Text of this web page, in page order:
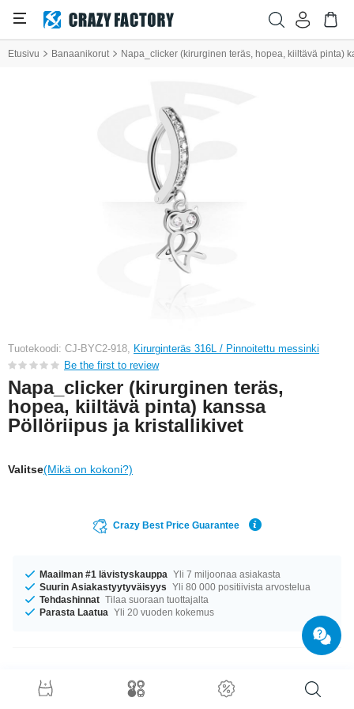
Etusivu Banaanikorut Napa_clicker (kirurginen teräs, hopea, kiiltävä pinta)
Tuotekoodi: CJ-BYC2-918, Kirurginteräs 316L / Pinnoitettu messinki
Be the first to review
Napa_clicker (kirurginen teräs,
hopea, kiiltävä pinta) kanssa
Pöllöriipus ja kristallikivet
Valitse(Mikä on kokoni?)
Crazy Best Price Guarantee
Maailman #1 lävistyskauppa Yli 7 miljoonaa asiakasta
Suurin Asiakastyytyväisyys Yli 80 000 positiivista arvostelua
Tehdashinnat Tilaa suoraan tuottajalta
Parasta Laatua Yli 20 vuoden kokemus
Tuotetiedot